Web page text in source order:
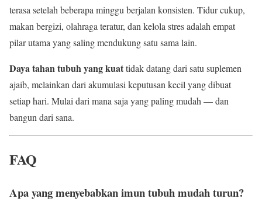
terasa setelah beberapa minggu berjalan konsisten. Tidur cukup,
makan bergizi, olahraga teratur, dan kelola stres adalah empat
pilar utama yang saling mendukung satu sama lain.
Daya tahan tubuh yang kuattidak datang dari satu suplemen
ajaib, melainkan dari akumulasi keputusan kecil yang dibuat
setiap hari. Mulai dari mana saja yang paling mudah — dan
bangun dari sana.
FAQ
Apa yang menyebabkan imun tubuh mudah turun?